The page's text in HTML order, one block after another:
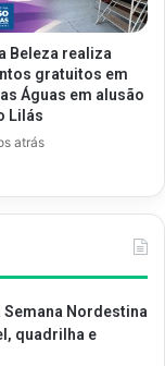
Beleza realiza
gratuitos em
Águas em alusão
Lilás
atrás
Semana Nordestina
quadrilha e